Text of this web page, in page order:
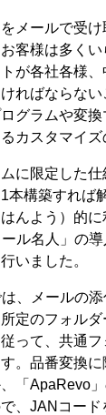
メールで受
客様は多く
が各社各様
ればならな
グラムや変
カスタマイズ
に限定した
本構築すれば
んよう）的
ル名人」の
いました。
は、メールの
定のフォル
って、共通
。品番変換
「ApaRevo
、JANコー